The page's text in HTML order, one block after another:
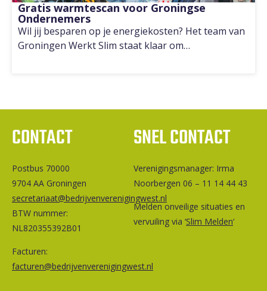
Gratis warmtescan voor Groningse
Ondernemers
Wil jij besparen op je energiekosten? Het team van
Groningen Werkt Slim staat klaar om…
CONTACT
Postbus 70000
9704 AA Groningen
secretariaat@bedrijvenverenigingwest.nl
BTW nummer:
NL820355392B01
Facturen:
facturen@bedrijvenverenigingwest.nl
SNEL CONTACT
Ver­e­ni­gings­ma­na­ger: Irma
Noorbergen 06 – 11 14 44 43
Melden onveilige situaties en
vervuiling via ‘Slim Melden‘